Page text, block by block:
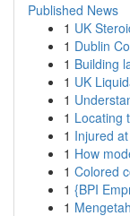
Published News
1 UK
1 Dublin
1 Building
1 UK
1
1 Locating
1 Injured
1 How
1 Colored
1 {BPI
1